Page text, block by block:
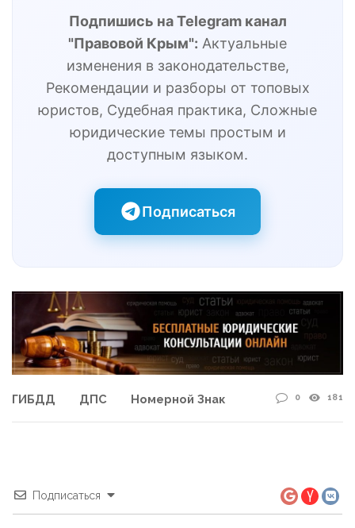
Подпишись на Telegram канал
"Правовой Крым": Актуальные
изменения в законодательстве,
Рекомендации и разборы от топовых
юристов, Судебная практика, Сложные
юридические темы простым и
доступным языком.
Подписаться
ГИБДД ДПС Номерной Знак 0 181
Подписаться